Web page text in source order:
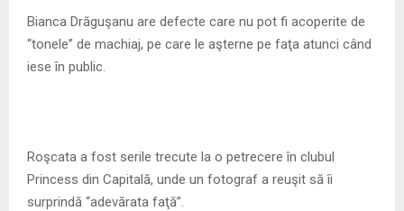
E
U
Bianca Drăguşanu are defecte care nu pot fi acoperite de
“tonele” de machiaj, pe care le aşterne pe faţa atunci când
iese în public.
Roşcata a fost serile trecute la o petrecere în clubul
Princess din Capitală, unde un fotograf a reuşit să îi
surprindă “adevărata faţă”.